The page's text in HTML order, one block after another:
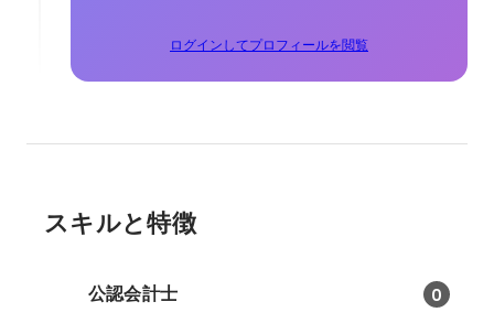
ログインしてプロフィールを閲覧
スキルと特徴
公認会計士 0